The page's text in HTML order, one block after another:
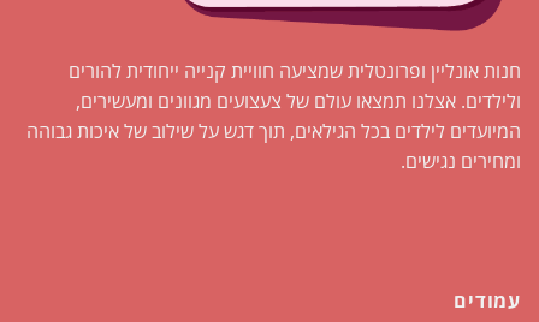
חנות אונליין ופרונטלית שמציעה חוויית קנייה ייחודית להורים
ולילדים. אצלנו תמצאו עולם של צעצועים מגוונים ומעשירים,
המיועדים לילדים בכל הגילאים, תוך דגש על שילוב של איכות גבוהה
ומחירים נגישים.
עמודים